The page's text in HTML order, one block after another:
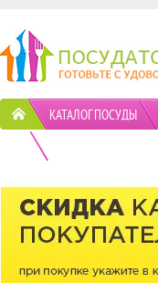
КАТАЛОГ ПОСУДЫ